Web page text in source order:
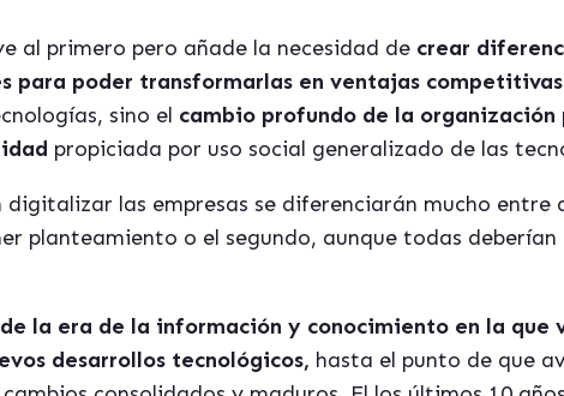
al primero pero añade la necesidad de crear
para poder transformarlas en ventajas competitivas
sino el cambio profundo de la
propiciada por uso social generalizado de las
digitalizar las empresas se diferenciarán mucho entre
planteamiento o el segundo, aunque todas
la era de la información y conocimiento en la que
desarrollos tecnológicos, hasta el punto de que